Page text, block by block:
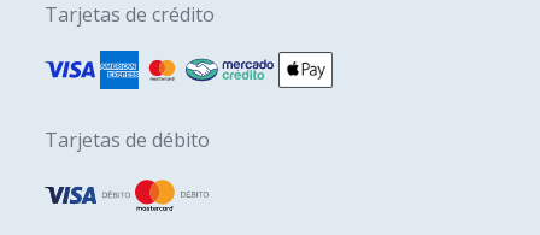
Tarjetas de crédito
Tarjetas de débito